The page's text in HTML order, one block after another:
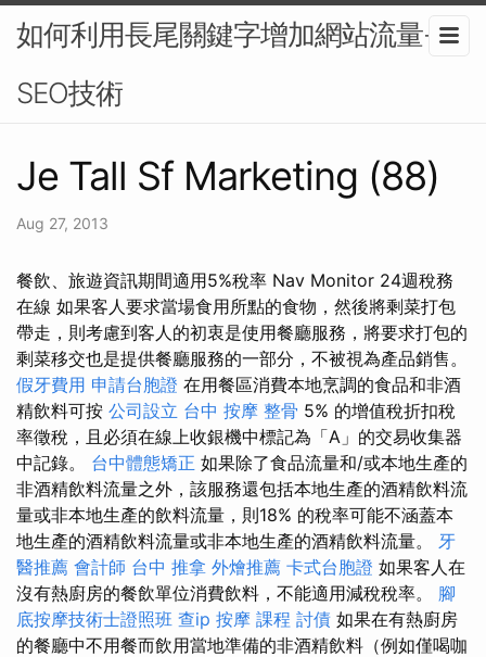
如何利用長尾關鍵字增加網站流量-
SEO技術
Je Tall Sf Marketing (88)
Aug 27, 2013
餐飲、旅遊資訊期間適用5%稅率 Nav Monitor 24週稅務
在線 如果客人要求當場食用所點的食物，然後將剩菜打包
帶走，則考慮到客人的初衷是使用餐廳服務，將要求打包的
剩菜移交也是提供餐廳服務的一部分，不被視為產品銷售。
假牙費用 申請台胞證 在用餐區消費本地烹調的食品和非酒
精飲料可按 公司設立 台中 按摩 整骨 5% 的增值稅折扣稅
率徵稅，且必須在線上收銀機中標記為「A」的交易收集器
中記錄。 台中體態矯正 如果除了食品流量和/或本地生產的
非酒精飲料流量之外，該服務還包括本地生產的酒精飲料流
量或非本地生產的飲料流量，則18% 的稅率可能不涵蓋本
地生產的酒精飲料流量或非本地生產的酒精飲料流量。 牙
醫推薦 會計師 台中 推拿 外燴推薦 卡式台胞證 如果客人在
沒有熱廚房的餐飲單位消費飲料，不能適用減稅稅率。 腳
底按摩技術士證照班 查ip 按摩 課程 討債 如果在有熱廚房
的餐廳中不用餐而飲用當地準備的非酒精飲料（例如僅喝咖